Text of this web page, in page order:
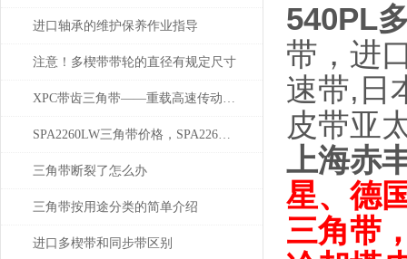
进口轴承的维护保养作业指导
注意！多楔带带轮的直径有规定尺寸
XPC带齿三角带——重载高速传动的工业巨擘
SPA2260LW三角带价格，SPA2260LW厂家三角带
三角带断裂了怎么办
三角带按用途分类的简单介绍
进口多楔带和同步带区别
540PL
带，进
速带,日
皮带亚
上海赤
星、德
三角带